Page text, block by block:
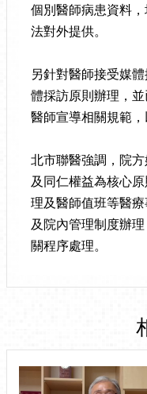
個別醫師病患資料
法對外提供。
另針對醫師接受媒
體採訪原則辦理，
醫師宣導相關規範，
北市聯醫強調，院
及同仁權益為核心
理及醫師值班等醫
及院內管理制度辦
關程序處理。